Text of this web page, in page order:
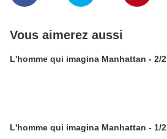
Vous aimerez aussi
L'homme qui imagina Manhattan - 2/2
L'homme qui imagina Manhattan - 1/2